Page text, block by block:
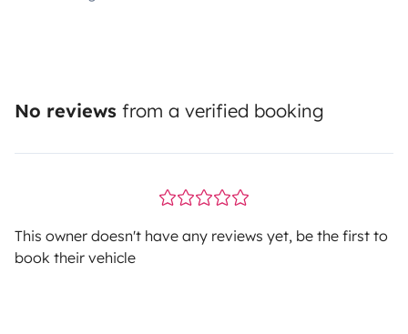
No reviews from a verified booking
This owner doesn't have any reviews yet, be the first to
book their vehicle